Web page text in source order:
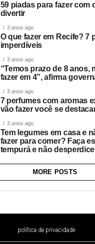
59 piadas para fazer com
divertir
3 anos ago
O que fazer em Recife? 7
imperdíveis
3 anos ago
“Temos prazo de 8 anos,
fazer em 4”, afirma
3 anos ago
7 perfumes com aromas
vão fazer você se
3 anos ago
Tem legumes em casa e
fazer para comer? Faça
tempurá e não
MORE POSTS
política de privacidade